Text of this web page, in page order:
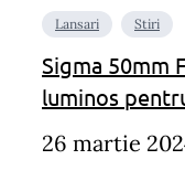
Lansari Stiri
Sigma 50mm
luminos
26 martie